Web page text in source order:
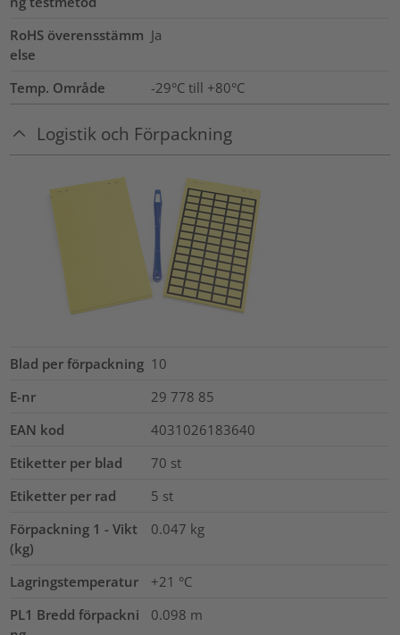
RoHS överensstämm
else
Ja
Temp. Område -29°C till +80°C
Logistik och Förpackning
Blad per förpackning 10
E-nr
29 778 85
EAN kod
4031026183640
Etiketter per blad
70 st
Etiketter per rad
5 st
Förpackning 1 - Vikt
(kg)
0.047 kg
Lagringstemperatur
+21 °C
PL1 Bredd förpackni
0.098 m